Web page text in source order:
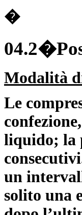
�
Modalità
Le
liquido; la
un
solito una